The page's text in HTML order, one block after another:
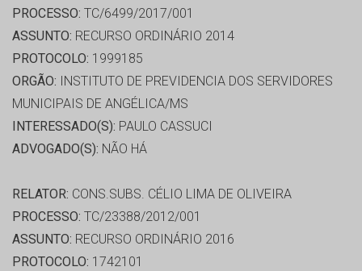
PROCESSO: TC/6499/2017/001
ASSUNTO: RECURSO ORDINÁRIO 2014
PROTOCOLO: 1999185
ORGÃO: INSTITUTO DE PREVIDENCIA DOS SERVIDORES
MUNICIPAIS DE ANGÉLICA/MS
INTERESSADO(S): PAULO CASSUCI
ADVOGADO(S): NÃO HÁ
RELATOR: CONS.SUBS. CÉLIO LIMA DE OLIVEIRA
PROCESSO: TC/23388/2012/001
ASSUNTO: RECURSO ORDINÁRIO 2016
PROTOCOLO: 1742101